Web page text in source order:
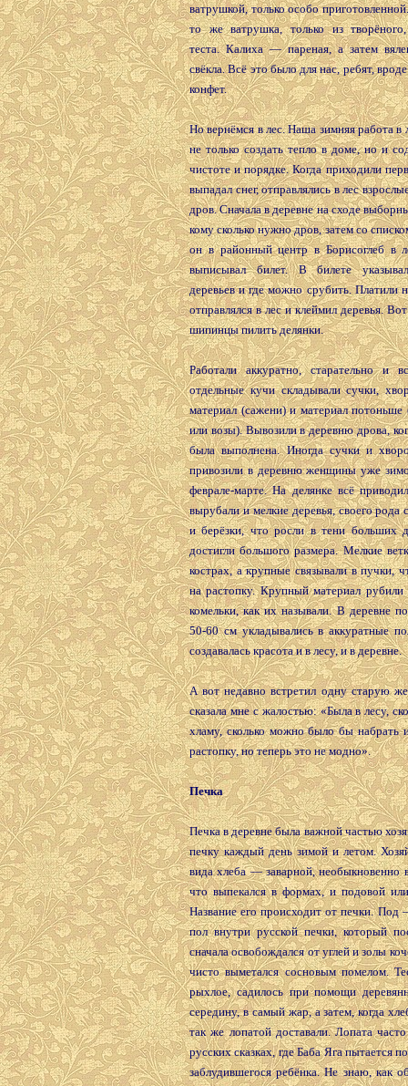
ватрушкой, только особо
то же ватрушка, только из
теста. Калиха — пареная, а затем
свёкла. Всё это было для нас, ребят,
конфет.
Но вернёмся в лес. Наша зимняя работа в
не только создать тепло в доме, но и
чистоте и порядке. Когда приходили
выпадал снег, отправлялись в лес
дров. Сначала в деревне на сходе
кому сколько нужно дров, затем со
он в районный центр в Борисоглеб в
выписывал билет. В билете
деревьев и где можно срубить. Платили
отправлялся в лес и клеймил деревья.
шипинцы пилить делянки.
Работали аккуратно, старательно и
отдельные кучи складывали сучки,
материал (сажени) и материал потоньше
или возы). Вывозили в деревню дрова,
была выполнена. Иногда сучки и
привозили в деревню женщины уже
феврале-марте. На делянке всё
вырубали и мелкие деревья, своего
и берёзки, что росли в тени больших
достигли большого размера. Мелкие
кострах, а крупные связывали в пучки,
на растопку. Крупный материал
комельки, как их называли. В деревне
50-60 см укладывались в аккуратные
создавалась красота и в лесу, и в деревне.
А вот недавно встретил одну старую
сказала мне с жалостью: «Была в лесу,
хламу, сколько можно было бы набрать
растопку, но теперь это не модно».
Печка
Печка в деревне была важной частью
печку каждый день зимой и летом.
вида хлеба — заварной, необыкновенно
что выпекался в формах, и подовой
Название его происходит от печки. Под
пол внутри русской печки, который
сначала освобождался от углей и золы
чисто выметался сосновым помелом.
рыхлое, садилось при помощи
середину, в самый жар, а затем, когда
так же лопатой доставали. Лопата
русских сказках, где Баба Яга пытается
заблудившегося ребёнка. Не знаю, как